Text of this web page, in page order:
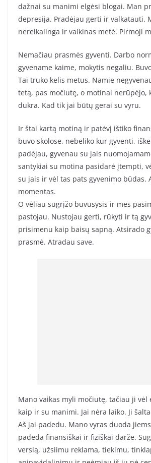
dažnai su manimi elgėsi blogai. Man
depresija. Pradėjau gerti ir valkatauti.
nereikalinga ir vaikinas metė. Pirmoji
Nemačiau prasmės gyventi. Darbo
gyvename kaime, mokytis negaliu.
Tai truko kelis metus. Namie
tetą, pas močiutę, o motinai nerūpėjo,
dukra. Kad tik jai būtų gerai su vyru.
Ir štai kartą motiną ir patėvį ištiko
buvo skolose, nebeliko kur gyventi,
padėjau, gyvenau su jais
santykiai su motina pasidarė įtempti,
su jais ir vėl tas pats gyvenimo būdas.
momentas.
O vėliau sugrįžo buvusysis ir mes
pastojau. Nustojau gerti, rūkyti ir tą
prisimenu kaip baisų sapną. Atsirado
prasmė. Atradau save.
Mano vaikas myli močiutę, tačiau ji vėl
kaip ir su manimi. Jai nėra laiko. Ji
Aš jai padedu. Mano vyras duoda
padeda finansiškai ir fiziškai darže.
verslą, užsiimu reklama, tiekimu,